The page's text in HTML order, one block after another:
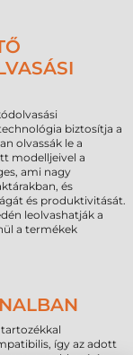
biztosítja a
olvassák le a
modelljeivel a
ami nagy
és
és produktivitását.
leolvashatják a
a termékek
így az adott